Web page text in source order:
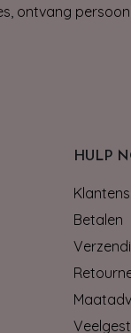
ontvang
HULP
Betalen